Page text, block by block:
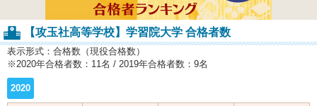
【攻玉社高等学校】学習院大学 合格者数
表示形式：合格数（現役合格数）
※2020年合格者数：11名 / 2019年合格者数：9名
2020